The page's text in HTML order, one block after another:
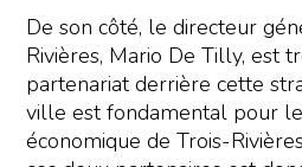
De son côté, le directeur
Rivières, Mario De Tilly, est
partenariat derrière cette
ville est fondamental pour
économique de Trois-